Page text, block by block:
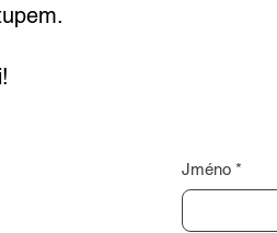
Jméno *